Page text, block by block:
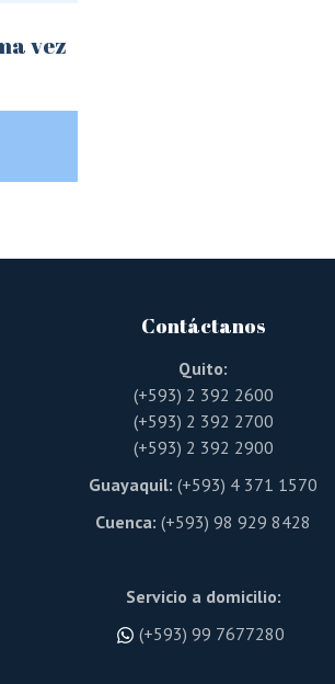
vez
Contáctanos
Quito:
(+593) 2 392 2600
(+593) 2 392 2700
(+593) 2 392 2900
Guayaquil:(+593) 4 371 1570
Cuenca:(+593) 98 929 8428
Servicio a domicilio:
(+593) 99 7677280